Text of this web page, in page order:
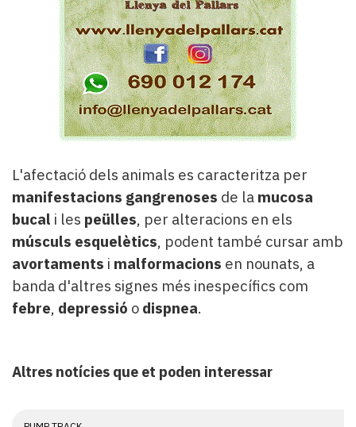
L'afectació dels animals es caracteritza per
manifestacions gangrenoses de la mucosa
bucal i les peülles, per alteracions en els
músculs esquelètics, podent també cursar amb
avortaments i malformacions en nounats, a
banda d'altres signes més inespecífics com
febre, depressió o dispnea.
Altres notícies que et poden interessar